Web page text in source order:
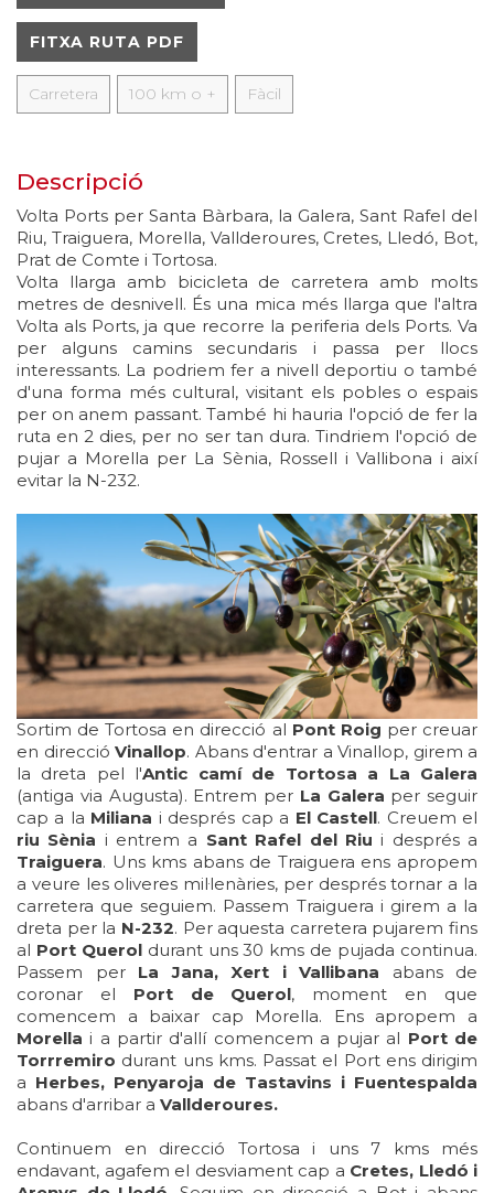
FITXA RUTA PDF
Carretera 100 km o + Fàcil
Descripció
Volta Ports per Santa Bàrbara, la Galera, Sant Rafel del
Riu, Traiguera, Morella, Vallderoures, Cretes, Lledó, Bot,
Prat de Comte i Tortosa.
Volta llarga amb bicicleta de carretera amb molts
metres de desnivell. És una mica més llarga que l'altra
Volta als Ports, ja que recorre la periferia dels Ports. Va
per alguns camins secundaris i passa per llocs
interessants. La podriem fer a nivell deportiu o també
d'una forma més cultural, visitant els pobles o espais
per on anem passant. També hi hauria l'opció de fer la
ruta en 2 dies, per no ser tan dura. Tindriem l'opció de
pujar a Morella per La Sènia, Rossell i Vallibona i així
evitar la N-232.
Sortim de Tortosa en direcció al Pont Roig per creuar
en direcció Vinallop. Abans d'entrar a Vinallop, girem a
la dreta pel l'Antic camí de Tortosa a La Galera
(antiga via Augusta). Entrem per La Galera per seguir
cap a la Miliana i després cap a El Castell. Creuem el
riu Sènia i entrem a Sant Rafel del Riu i després a
Traiguera. Uns kms abans de Traiguera ens apropem
a veure les oliveres mil·lenàries, per després tornar a la
carretera que seguiem. Passem Traiguera i girem a la
dreta per la N-232. Per aquesta carretera pujarem fins
al Port Queroldurant uns 30 kms de pujada continua.
Passem per La Jana, Xert i Vallibana abans de
coronar el Port de Querol, moment en que
comencem a baixar cap Morella. Ens apropem a
Morella i a partir d'allí comencem a pujar al Port de
Torrremiro durant uns kms. Passat el Port ens dirigim
a Herbes, Penyaroja de Tastavins i Fuentespalda
abans d'arribar a Vallderoures.
Continuem en direcció Tortosa i uns 7 kms més
endavant, agafem el desviament cap a Cretes, Lledó i